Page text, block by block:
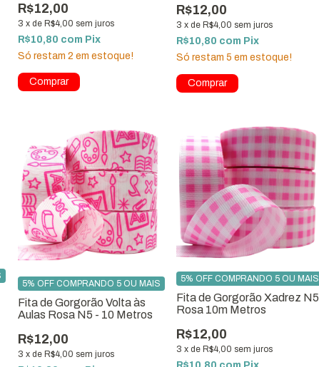
R$12,00
3 x de R$4,00 sem juros
R$10,80 com Pix
Só restam 2 em estoque!
R$12,00
3 xdeR$4,00 sem juros
R$10,80 com Pix
Só restam5 em estoque!
Fita de Gorgorão Volta às
Aulas Rosa N5 - 10 Metros
R$12,00
3 x de R$4,00 sem juros
5% OFF COMPRANDO 5 OU MAIS
Fita de Gorgorão Xadrez N5
Rosa 10m Metros
R$12,00
3 xde R$4,00 sem juros
5% OFF COMPRANDO 5 OU MAIS